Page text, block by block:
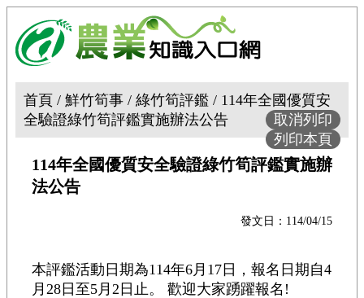
首頁 / 鮮竹筍事 / 綠竹筍評鑑 / 114年全國優質安
全驗證綠竹筍評鑑實施辦法公告
取消列印
列印本頁
114年全國優質安全驗證綠竹筍評鑑實施辦
法公告
發文日：114/04/15
本評鑑活動日期為114年6月17日，報名日期自4
月28日至5月2日止。 歡迎大家踴躍報名!